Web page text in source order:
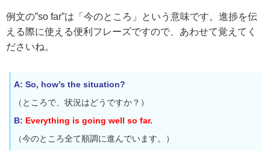
例文の”so far”は「今のところ」という意味です。進捗を伝
える際に使える便利フレーズですので、あわせて覚えてく
ださいね。
A: So, how’s the situation?
（ところで、状況はどうですか？）
B: Everything is going well so far.
（今のところ全て順調に進んでいます。）